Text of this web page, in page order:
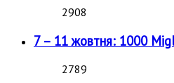
2908
7 – 11 жовтня: 1000
2789